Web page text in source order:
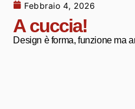
Febbraio 4, 2026
A cuccia!
Design è forma, funzione ma